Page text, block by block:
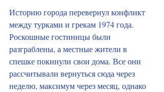
Историю города перевернул конфликт
между турками и грекам 1974 года.
Роскошные гостиницы были
разграблены, а местные жители в
спешке покинули свои дома. Все они
рассчитывали вернуться сюда через
неделю, максимум через месяц, однако